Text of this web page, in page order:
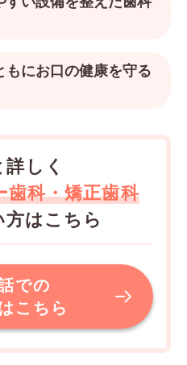
もにお口の健康を守る
しく
科・矯正歯科
はこちら
での
こちら